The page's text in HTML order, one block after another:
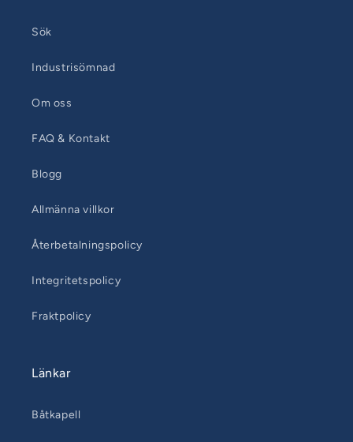
Sök
Industrisömnad
Om oss
FAQ & Kontakt
Blogg
Allmänna villkor
Återbetalningspolicy
Integritetspolicy
Fraktpolicy
Länkar
Båtkapell